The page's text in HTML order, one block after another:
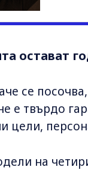
остават
се
е твърдо
цели,
на